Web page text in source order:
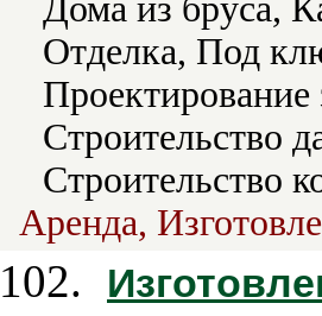
Дома из бруса,
Отделка, Под
Строительство
Строительство
Аренда,
102.